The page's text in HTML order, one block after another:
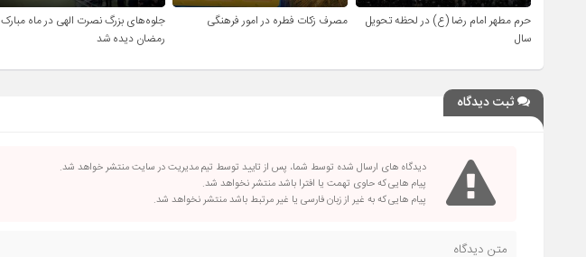
حرم مطهر امام رضا (ع) در لحظه تحویل
سال
مصرف زکات فطره در امور فرهنگی
جلوه‌های بزرگ نصرت الهی در ماه مبارک
رمضان دیده شد
ثبت دیدگاه
دیدگاه های ارسال شده توسط شما، پس از تایید توسط تیم مدیریت در سایت منتشر خواهد شد.
پیام هایی که حاوی تهمت یا افترا باشد منتشر نخواهد شد.
پیام هایی که به غیر از زبان فارسی یا غیر مرتبط باشد منتشر نخواهد شد.